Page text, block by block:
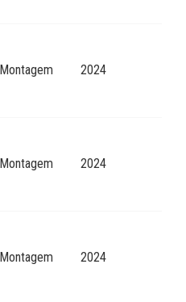
Montagem 2024
Montagem 2024
Montagem 2024